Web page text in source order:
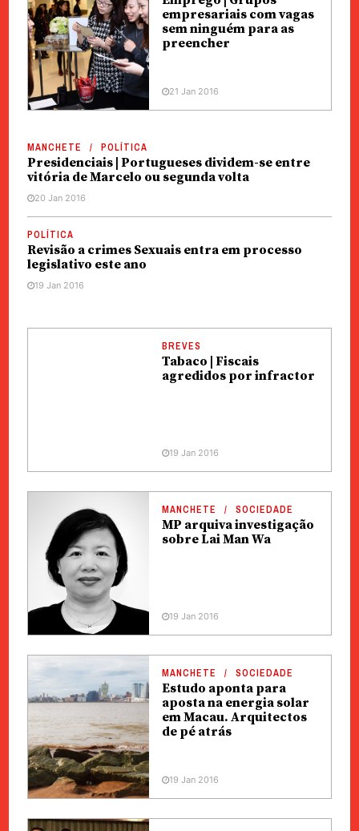
empresariais com vagas
sem ninguém para as
preencher
21 Jan 2016
MANCHETE POLÍTICA
Presidenciais | Portugueses dividem-se entre
vitória de Marcelo ou segunda volta
20 Jan 2016
POLÍTICA
Revisão a crimes Sexuais entra em processo
legislativo este ano
19 Jan 2016
BREVES
Tabaco | Fiscais
agredidos por infractor
19 Jan 2016
MANCHETE SOCIEDADE
MP arquiva investigação
sobre Lai Man Wa
19 Jan 2016
MANCHETE SOCIEDADE
Estudo aponta para
aposta na energia solar
em Macau. Arquitectos
de pé atrás
19 Jan 2016